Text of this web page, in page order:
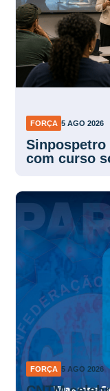
FORÇA 5 AGO 2026
Sinpospetro
com curso
FORÇA 5 AGO 2026